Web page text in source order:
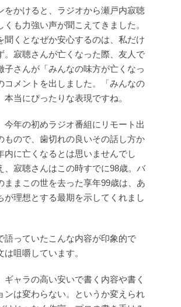
をかけると、ラジオから瀬戸内寂聴
くも力強い声が聞こえてきました。
聞くとなぜか安心するのは、私だけ
。寂聴さんが亡くなった際、友人で
子さんが「みんなの味方が亡くなっ
コメントを出しました。「みんなの
本当にぴったりな表現ですね。
今年の初めラジオ番組にリモート出
もので、歯切れの良いその話し方か
内に亡くなるとは思いませんでし
、寂聴さんはこの時すでに98歳。バ
ままこの世を去った享年99歳は、あ
が理想とする最期を示してくれまし
語っていたこんな内容が印象的で
は咀嚼しています。
ギャラの高い安いで書く内容や書く
ンは変わらない。というか変えられ